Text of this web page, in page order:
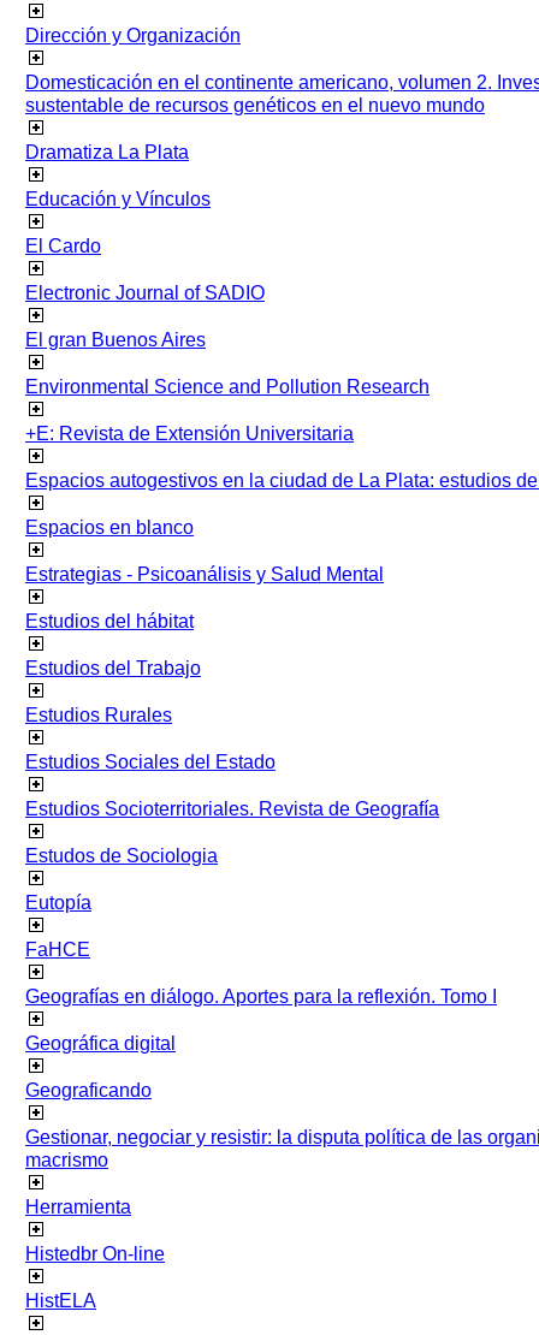
Dirección y Organización
Domesticación en el continente americano, volumen 2.
sustentable de recursos genéticos en el nuevo mundo
Dramatiza La Plata
Educación y Vínculos
El Cardo
Electronic Journal of SADIO
El gran Buenos Aires
Environmental Science and Pollution Research
+E: Revista de Extensión Universitaria
Espacios autogestivos en la ciudad de La Plata: estudios
Espacios en blanco
Estrategias - Psicoanálisis y Salud Mental
Estudios del hábitat
Estudios del Trabajo
Estudios Rurales
Estudios Sociales del Estado
Estudios Socioterritoriales. Revista de Geografía
Estudos de Sociologia
Eutopía
FaHCE
Geografías en diálogo. Aportes para la reflexión. Tomo I
Geográfica digital
Geograficando
Gestionar, negociar y resistir: la disputa política de las
macrismo
Herramienta
Histedbr On-line
HistELA